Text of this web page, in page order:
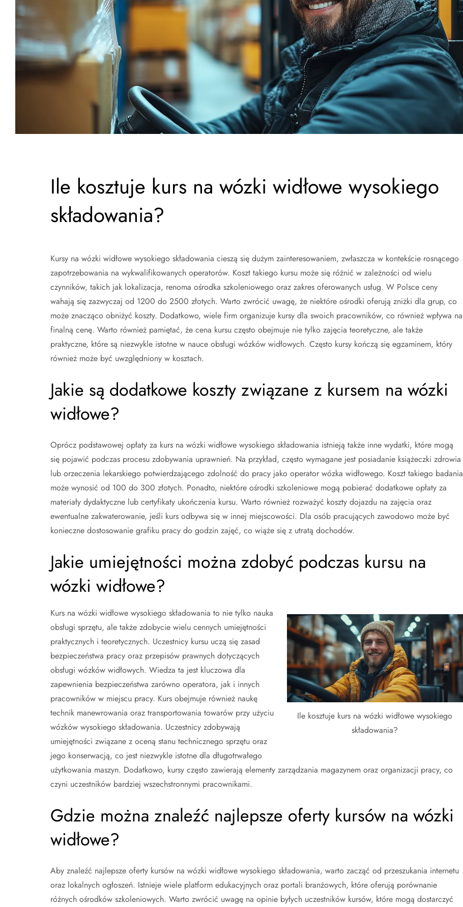
Ile kosztuje kurs na wózki widłowe wysokiego
składowania?
Kursy na wózki widłowe wysokiego składowania cieszą się dużym zainteresowaniem, zwłaszcza w kontekście rosnącego
zapotrzebowania na wykwalifikowanych operatorów. Koszt takiego kursu może się różnić w zależności od wielu
czynników, takich jak lokalizacja, renoma ośrodka szkoleniowego oraz zakres oferowanych usług. W Polsce ceny
wahają się zazwyczaj od 1200 do 2500 złotych. Warto zwrócić uwagę, że niektóre ośrodki oferują zniżki dla grup, co
może znacząco obniżyć koszty. Dodatkowo, wiele firm organizuje kursy dla swoich pracowników, co również wpływa na
finalną cenę. Warto również pamiętać, że cena kursu często obejmuje nie tylko zajęcia teoretyczne, ale także
praktyczne, które są niezwykle istotne w nauce obsługi wózków widłowych. Często kursy kończą się egzaminem, który
również może być uwzględniony w kosztach.
Jakie są dodatkowe koszty związane z kursem na wózki
widłowe?
Oprócz podstawowej opłaty za kurs na wózki widłowe wysokiego składowania istnieją także inne wydatki, które mogą
się pojawić podczas procesu zdobywania uprawnień. Na przykład, często wymagane jest posiadanie książeczki zdrowia
lub orzeczenia lekarskiego potwierdzającego zdolność do pracy jako operator wózka widłowego. Koszt takiego badania
może wynosić od 100 do 300 złotych. Ponadto, niektóre ośrodki szkoleniowe mogą pobierać dodatkowe opłaty za
materiały dydaktyczne lub certyfikaty ukończenia kursu. Warto również rozważyć koszty dojazdu na zajęcia oraz
ewentualne zakwaterowanie, jeśli kurs odbywa się w innej miejscowości. Dla osób pracujących zawodowo może być
konieczne dostosowanie grafiku pracy do godzin zajęć, co wiąże się z utratą dochodów.
Jakie umiejętności można zdobyć podczas kursu na
wózki widłowe?
Ile kosztuje kurs na wózki widłowe wysokiego
składowania?
Kurs na wózki widłowe wysokiego składowania to nie tylko nauka
obsługi sprzętu, ale także zdobycie wielu cennych umiejętności
praktycznych i teoretycznych. Uczestnicy kursu uczą się zasad
bezpieczeństwa pracy oraz przepisów prawnych dotyczących
obsługi wózków widłowych. Wiedza ta jest kluczowa dla
zapewnienia bezpieczeństwa zarówno operatora, jak i innych
pracowników w miejscu pracy. Kurs obejmuje również naukę
technik manewrowania oraz transportowania towarów przy użyciu
wózków wysokiego składowania. Uczestnicy zdobywają
umiejętności związane z oceną stanu technicznego sprzętu oraz
jego konserwacją, co jest niezwykle istotne dla długotrwałego
użytkowania maszyn. Dodatkowo, kursy często zawierają elementy zarządzania magazynem oraz organizacji pracy, co
czyni uczestników bardziej wszechstronnymi pracownikami.
Gdzie można znaleźć najlepsze oferty kursów na wózki
widłowe?
Aby znaleźć najlepsze oferty kursów na wózki widłowe wysokiego składowania, warto zacząć od przeszukania internetu
oraz lokalnych ogłoszeń. Istnieje wiele platform edukacyjnych oraz portali branżowych, które oferują porównanie
różnych ośrodków szkoleniowych. Warto zwrócić uwagę na opinie byłych uczestników kursów, które mogą dostarczyć